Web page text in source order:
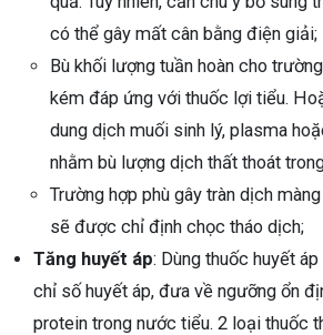
có thể gây mất cân bằng điện giải;
Bù khối lượng tuần hoàn cho
kém đáp ứng với thuốc lợi tiểu.
dung dịch muối sinh lý, plasma
nhằm bù lượng dịch thất thoát
Trường hợp phù gây tràn dịch
sẽ được chỉ định chọc tháo dịch;
Tăng huyết áp: Dùng thuốc huyết
chỉ số huyết áp, đưa về ngưỡng ổn
protein trong nước tiểu. 2 loại thuốc